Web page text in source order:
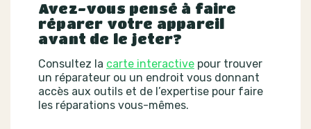
Avez-vous pensé à faire
réparer votre appareil
avant de le jeter?
Consultez la carte interactive pour trouver
un réparateur ou un endroit vous donnant
accès aux outils et de l’expertise pour faire
les réparations vous-mêmes.